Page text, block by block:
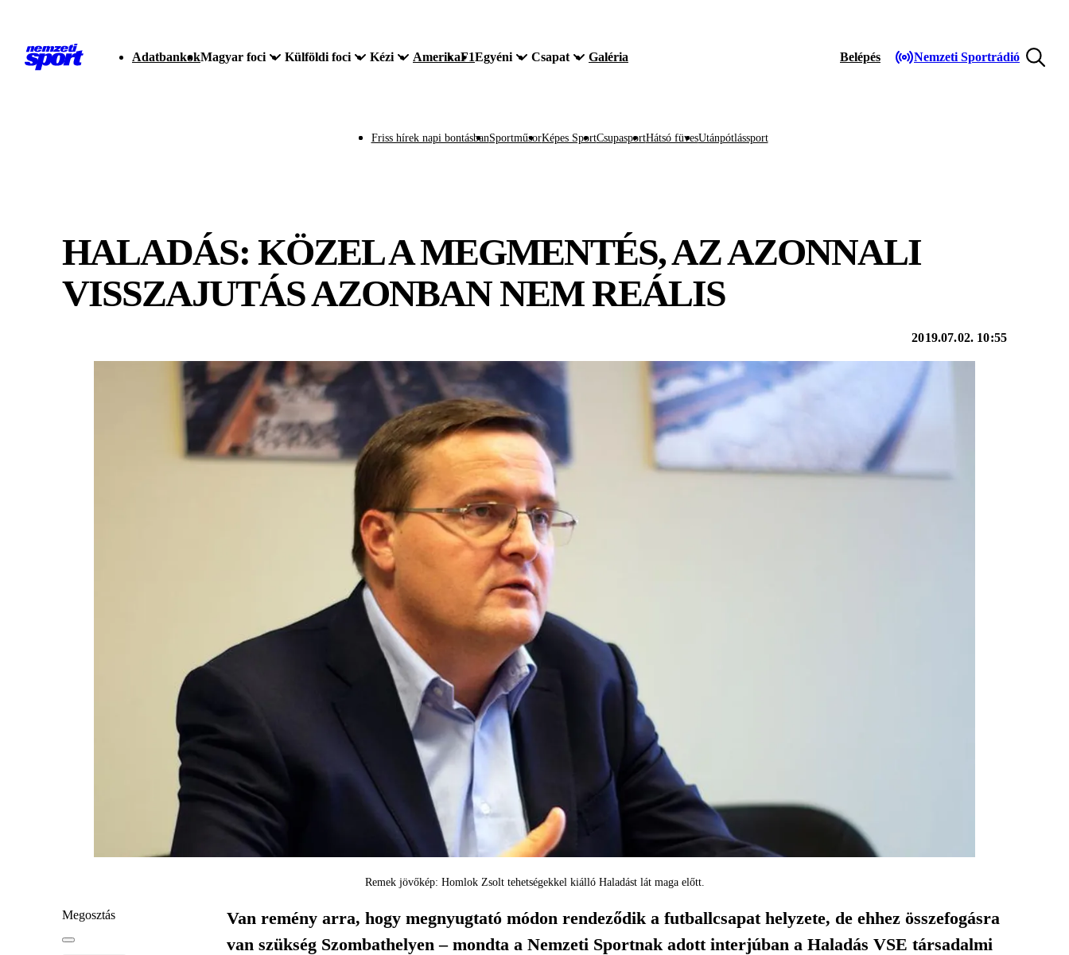
AdatbankokMagyar foci Külföldi foci Kézi AmerikaF1Egyéni Csapat Galéria Belépés Nemzeti Sportrádió
Friss hírek napi bontásbanSportműsorKépes SportCsupasportHátsó füvesUtánpótlássport
HALADÁS: KÖZEL A MEGMENTÉS, AZ AZONNALI
VISSZAJUTÁS AZONBAN NEM REÁLIS
2019.07.02. 10:55
Remek jövőkép: Homlok Zsolt tehetségekkel kiálló Haladást lát maga előtt.
Megosztás
Van remény arra, hogy megnyugtató módon rendeződik a futballcsapat helyzete, de ehhez összefogásra
van szükség Szombathelyen – mondta a Nemzeti Sportnak adott interjúban a Haladás VSE társadalmi